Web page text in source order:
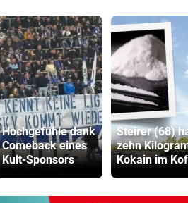
Hochgefühle dank
Comeback eines
Kult-Sponsors
Steirer (68)
zehn
Kokain im